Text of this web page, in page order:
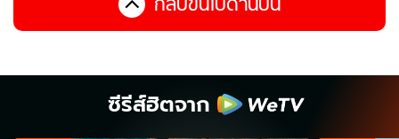
ซีรีส์ฮิตจาก